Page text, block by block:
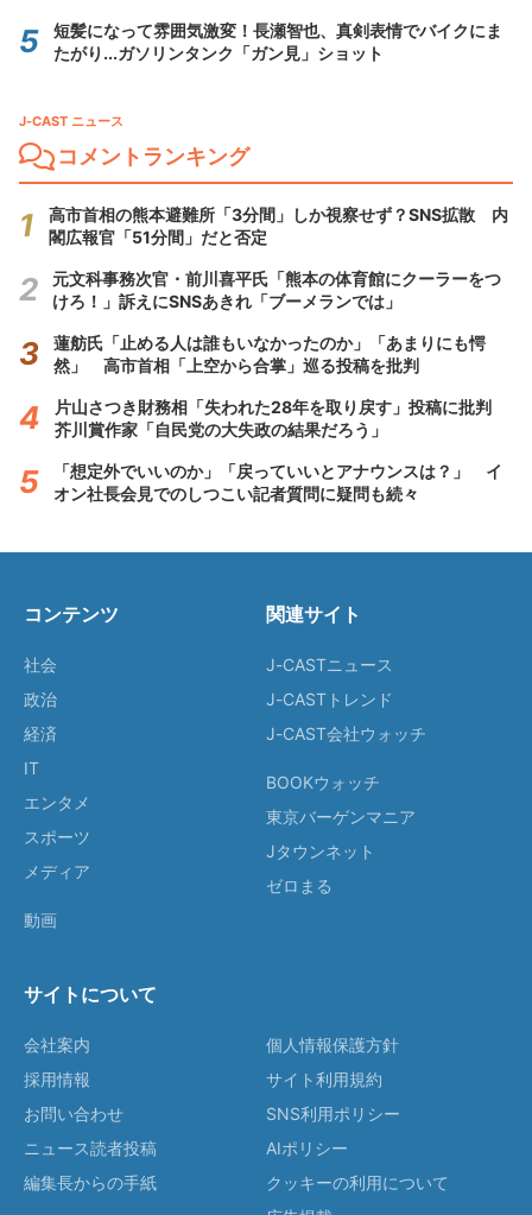
短髪になって雰囲気激変！長瀬智也、真剣表情でバイクにま
たがり...ガソリンタンク「ガン見」ショット
J-CAST ニュース
コメントランキング
高市首相の熊本避難所「3分間」しか視察せず？SNS拡散 内
閣広報官「51分間」だと否定
元文科事務次官・前川喜平氏「熊本の体育館にクーラーをつ
けろ！」訴えにSNSあきれ「ブーメランでは」
蓮舫氏「止める人は誰もいなかったのか」「あまりにも愕
然」 高市首相「上空から合掌」巡る投稿を批判
片山さつき財務相「失われた28年を取り戻す」投稿に批判
芥川賞作家「自民党の大失政の結果だろう」
「想定外でいいのか」「戻っていいとアナウンスは？」 イ
オン社長会見でのしつこい記者質問に疑問も続々
コンテンツ
社会
政治
経済
IT
エンタメ
スポーツ
メディア
動画
関連サイト
J-CASTニュース
J-CASTトレンド
J-CAST会社ウォッチ
BOOKウォッチ
東京バーゲンマニア
Jタウンネット
ゼロまる
サイトについて
会社案内
採用情報
お問い合わせ
ニュース読者投稿
編集長からの手紙
個人情報保護方針
サイト利用規約
SNS利用ポリシー
AIポリシー
クッキーの利用について